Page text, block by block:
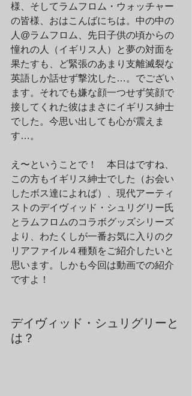
様、そしてラムフロム・ウォッチャー
の皆様、おはこんばにちは。中の中の
人@ラムフロム、先日子供の頃からの
憧れの人（イギリス人）と夢の対面を
果たすも、ど緊張のあまり支離滅裂な
英語しか話せず撃沈した…。でござい
ます。それでも嫌な顔一つせず笑顔で
接してくれた彼はまさにイギリス紳士
でした。今思い出しても心が震えま
す…。
え〜ということで！　本日はですね、
この方もイギリス紳士でした（お会い
したボス達によれば）、現代アーティ
ストのデイヴィッド・シュリグリー氏
とラムフロムのコラボグッズシリーズ
より、わたくしが一番お気に入りのク
リアファイル４種類をご紹介したいと
思います。しかも今回は動画での紹介
ですよ！
デイヴィッド・シュリグリーと
は？